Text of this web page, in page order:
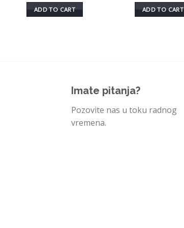
ADD TO CART ADD TO CART
Imate pitanja?
Pozovite nas u toku radnog
vremena.